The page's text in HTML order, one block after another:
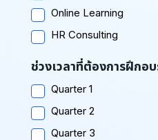
Online Learning
HR Consulting
ช่วงเวลาที่ต้องการฝึกอ
Quarter 1
Quarter 2
Quarter 3